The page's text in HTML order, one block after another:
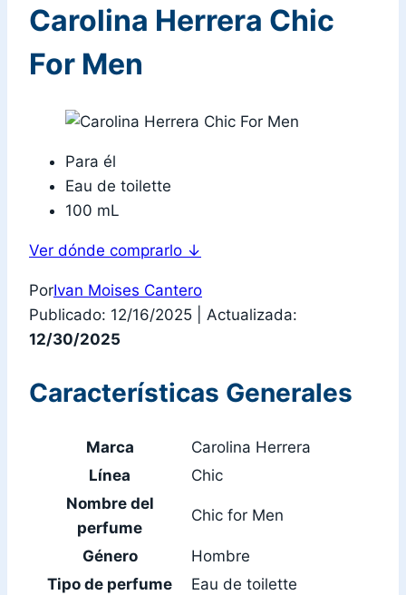
Carolina Herrera Chic
For Men
Para él
Eau de toilette
100 mL
Ver dónde comprarlo ↓
PorIvan Moises Cantero
Publicado: 12/16/2025
Actualizada:
12/30/2025
Características Generales
Marca
Carolina Herrera
Línea
Chic
Nombre del
perfume
Chic for Men
Género
Hombre
Tipo de perfume
Eau de toilette